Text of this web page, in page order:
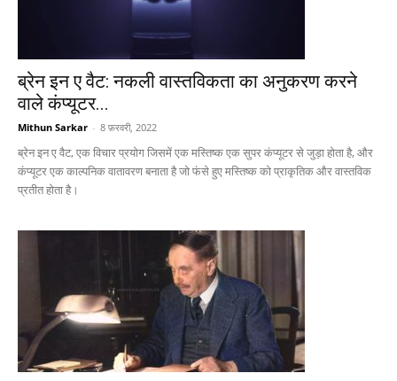
ब्रेन इन ए वैट: नकली वास्तविकता का अनुकरण करने
वाले कंप्यूटर...
Mithun Sarkar - 8 फ़रवरी, 2022
ब्रेन इन ए वैट, एक विचार प्रयोग जिसमें एक मस्तिष्क एक सुपर कंप्यूटर से जुड़ा होता है, और
कंप्यूटर एक काल्पनिक वातावरण बनाता है जो फंसे हुए मस्तिष्क को प्राकृतिक और वास्तविक
प्रतीत होता है।